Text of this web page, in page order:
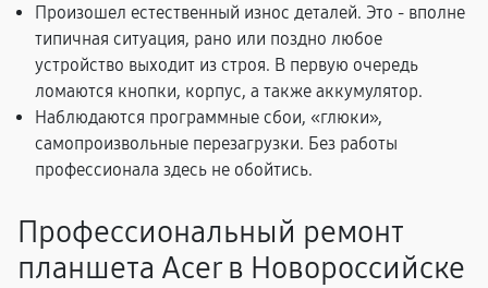
Произошел естественный износ деталей. Это - вполне
типичная ситуация, рано или поздно любое
устройство выходит из строя. В первую очередь
ломаются кнопки, корпус, а также аккумулятор.
Наблюдаются программные сбои, «глюки»,
самопроизвольные перезагрузки. Без работы
профессионала здесь не обойтись.
Профессиональный ремонт
планшета Acer в Новороссийске